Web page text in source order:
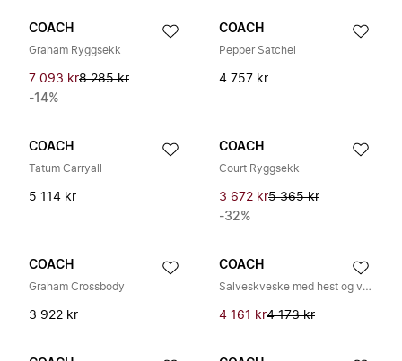
COACH
Graham Ryggsekk
7 093 kr8 285 kr
-14%
COACH
Pepper Satchel
4 757 kr
COACH
Tatum Carryall
5 114 kr
COACH
Court Ryggsekk
3 672 kr5 365 kr
-32%
COACH
Graham Crossbody
3 922 kr
COACH
Salveskveske med hest og vogn
4 161 kr4 173 kr